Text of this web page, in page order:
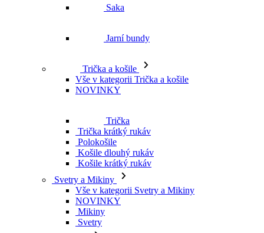
Saka
Jarní bundy
Trička a košile
Vše v kategorii Trička a košile
NOVINKY
Trička
Trička krátký rukáv
Polokošile
Košile dlouhý rukáv
Košile krátký rukáv
Svetry a Mikiny
Vše v kategorii Svetry a Mikiny
NOVINKY
Mikiny
Svetry